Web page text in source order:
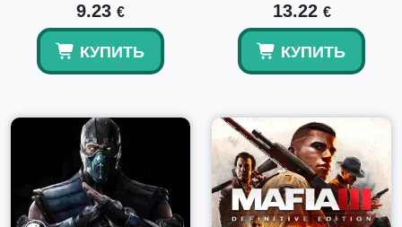
9.23 €
КУПИТЬ
13.22 €
КУПИТЬ